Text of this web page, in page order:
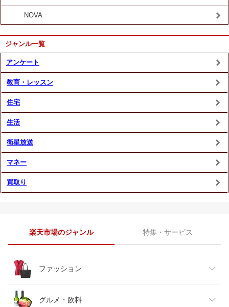
NOVA
ジャンル一覧
アンケート
教育・レッスン
住宅
生活
衛星放送
マネー
買取り
楽天市場のジャンル 特集・サービス
ファッション
グルメ・飲料